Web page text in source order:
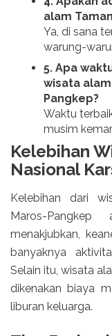
alam
Ya, di sana
warung-
5. Apa
wisata
Pangkep?
Waktu
musim
Kelebihan
Nasional
Kelebihan dari
Maros-
menakjubkan,
banyaknya
Selain itu, wisata
dikenakan biaya
liburan keluarga.